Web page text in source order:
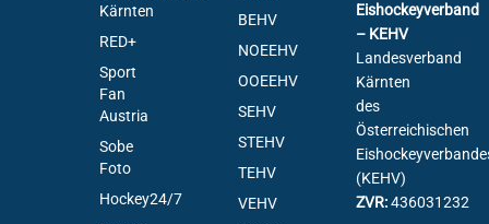
Kärnten
RED+
Sport
Fan
Austria
Sobe
Foto
Hockey24/7
BEHV
NOEEHV
OOEEHV
SEHV
STEHV
TEHV
VEHV
Eishockeyverband
– KEHV
Landesverband
Kärnten
des
Österreichischen
(KEHV)
ZVR:436031232